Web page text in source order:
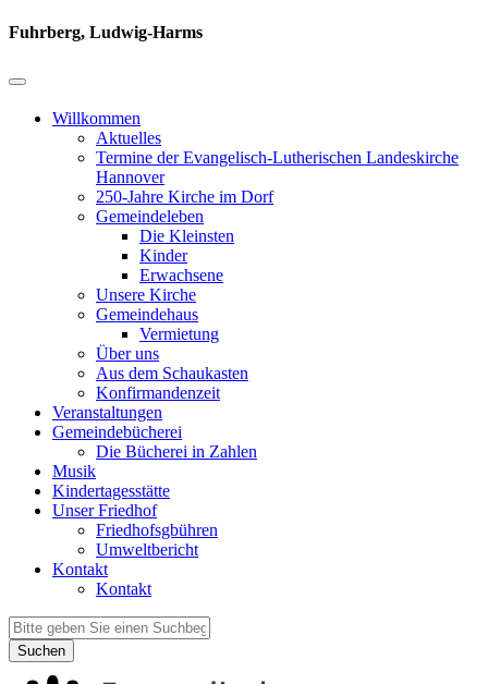
Fuhrberg, Ludwig-Harms
Willkommen
Aktuelles
Termine der Evangelisch-Lutherischen Landeskirche
Hannover
250-Jahre Kirche im Dorf
Gemeindeleben
Die Kleinsten
Kinder
Erwachsene
Unsere Kirche
Gemeindehaus
Vermietung
Über uns
Aus dem Schaukasten
Konfirmandenzeit
Veranstaltungen
Gemeindebücherei
Die Bücherei in Zahlen
Musik
Kindertagesstätte
Unser Friedhof
Friedhofsgbühren
Umweltbericht
Kontakt
Kontakt
Suchen